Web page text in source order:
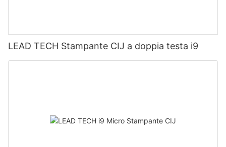
LEAD TECH Stampante CIJ a doppia testa i9